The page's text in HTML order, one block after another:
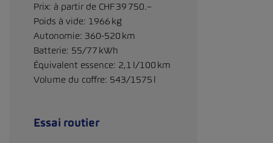
Prix: à partir de CHF 39 750.–
Poids à vide: 1966 kg
Autonomie: 360-520 km
Batterie: 55/77 kWh
Équivalent essence: 2,1 l/100 km
Volume du coffre: 543/1575 l
Essai routier